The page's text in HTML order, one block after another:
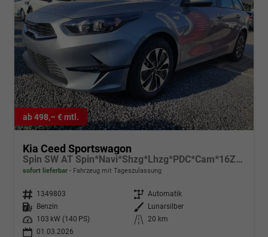
ab 498,– € mtl.
Kia Ceed Sportswagon
Spin SW AT Spin*Navi*Shzg*Lhzg*PDC*Cam*16Zoll
sofort lieferbar Fahrzeug mit Tageszulassung
Fahrzeugnr. 1349803 Getriebe Automatik
Kraftstoff
Benzin Außenfarbe
Lunarsilber
Leistung
103 kW (140 PS) Kilometerstand
20 km
01.03.2026